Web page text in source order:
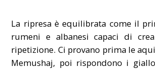
La ripresa è equilibrata come il
rumeni e albanesi capaci di
ripetizione. Ci provano prima le
Memushaj, poi rispondono i